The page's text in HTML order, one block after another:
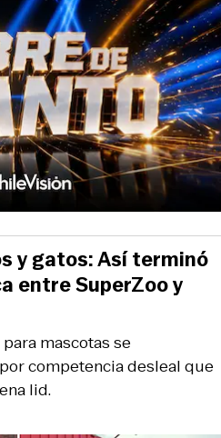
mascotas se
competencia desleal que
lid.
y gatos: Así terminó
entre SuperZoo y